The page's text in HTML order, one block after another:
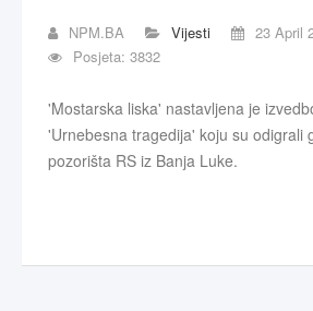
NPM.BA Vijesti
23 April
Posjeta: 3832
'Mostarska liska' nastavljena je
'Urnebesna tragedija' koju su odigrali
pozorišta RS iz Banja Luke.